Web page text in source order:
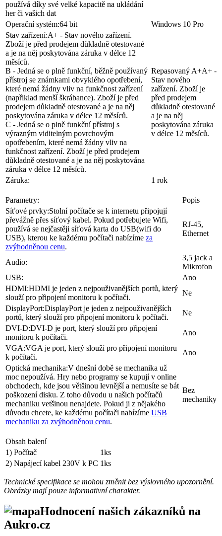
Operační systém: 64 bit
Stav zařízení:A+ - Stav nového zařízení.
Zboží je před prodejem důkladně otestované
a je na něj poskytována záruka v délce 12
měsíců.
B - Jedná se o plně funkční, běžně používaný
přístroj se známkami obvyklého opotřebení,
které nemá žádny vliv na funkčnost zařízení
(napřiklad menší škrábance). Zboží je před
prodejem důkladně otestované a je na něj
poskytována záruka v délce 12 měsíců.
C - Jedná se o plně funkční přístroj s
výrazným viditelným povrchovým
opotřebením, které nemá žádny vliv na
funkčnost zařízení. Zboží je před prodejem
důkladně otestované a je na něj poskytována
záruka v délce 12 měsíců.
zařízení. Zboží je
před prodejem
důkladně otestované
a je na něj
poskytována záruka
v délce 12 měsíců.
Záruka:
Parametry:
převážně přes síťový kabel. Pokud potřebujete Wifi,
používá se nejčastěji síťová karta do USB(wifi do
USB), kterou ke každému počítači nabízímeza
zvýhodněnou cenu.
RJ-45,
Audio:
USB:
Ano
slouží pro připojení monitoru k počítači.
Ne
DisplayPort:DisplayPort je jeden z nejpouživanějších
portů, který slouží pro připojení monitoru k počítači.
Ne
DVI-D:DVI-D je port, který slouží pro připojení
monitoru k počítači.
Ano
VGA:VGA je port, který slouží pro připojení monitoru
k počítači.
Ano
Optická mechanika: V dnešní době se mechanika už
moc nepoužívá. Hry nebo programy se kupují v online
obchodech, kde jsou většinou levnější a nemusíte se bát
poškození disku. Z toho důvodu u našich počítačů
mechaniku vetšinou nenajdete. Pokud ji z nějakého
důvodu chcete, ke každému počítači nabízímeUSB
mechaniku za zvýhodněnou cenu.
Obsah balení
2) Napájecí kabel 230V k PC
Technické specifikace se mohou změnit bez výslovného upozornění.
Hodnocení našich zákazníků na
Aukro.cz